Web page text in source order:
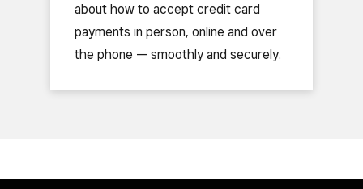
about how to accept credit card
payments in person, online and over
the phone — smoothly and securely.